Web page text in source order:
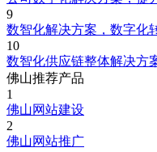
9
数智化解决方案，数字化
10
数智化供应链整体解决方
佛山推荐产品
1
佛山网站建设
2
佛山网站推广